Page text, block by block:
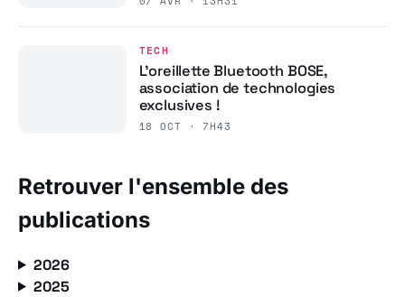
TECH
L’oreillette Bluetooth BOSE,
association de technologies
exclusives !
18 OCT · 7H43
Retrouver l'ensemble des
publications
2026
2025